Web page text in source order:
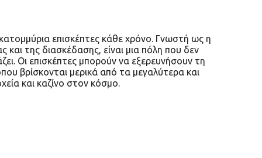
επισκέπτες κάθε χρόνο. Γνωστή ως η
της διασκέδασης, είναι μια πόλη που δεν
Οι επισκέπτες μπορούν να εξερευνήσουν τη
βρίσκονται μερικά από τα μεγαλύτερα και
και καζίνο στον κόσμο.